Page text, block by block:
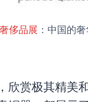
侈品展 ：中国的
赏极其精美